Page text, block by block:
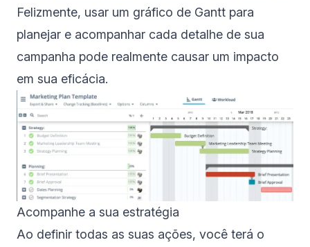
Felizmente, usar um gráfico de Gantt para
planejar e acompanhar cada detalhe de sua
campanha pode realmente causar um impacto
em sua eficácia.
Acompanhe a sua estratégia
Ao definir todas as suas ações, você terá o